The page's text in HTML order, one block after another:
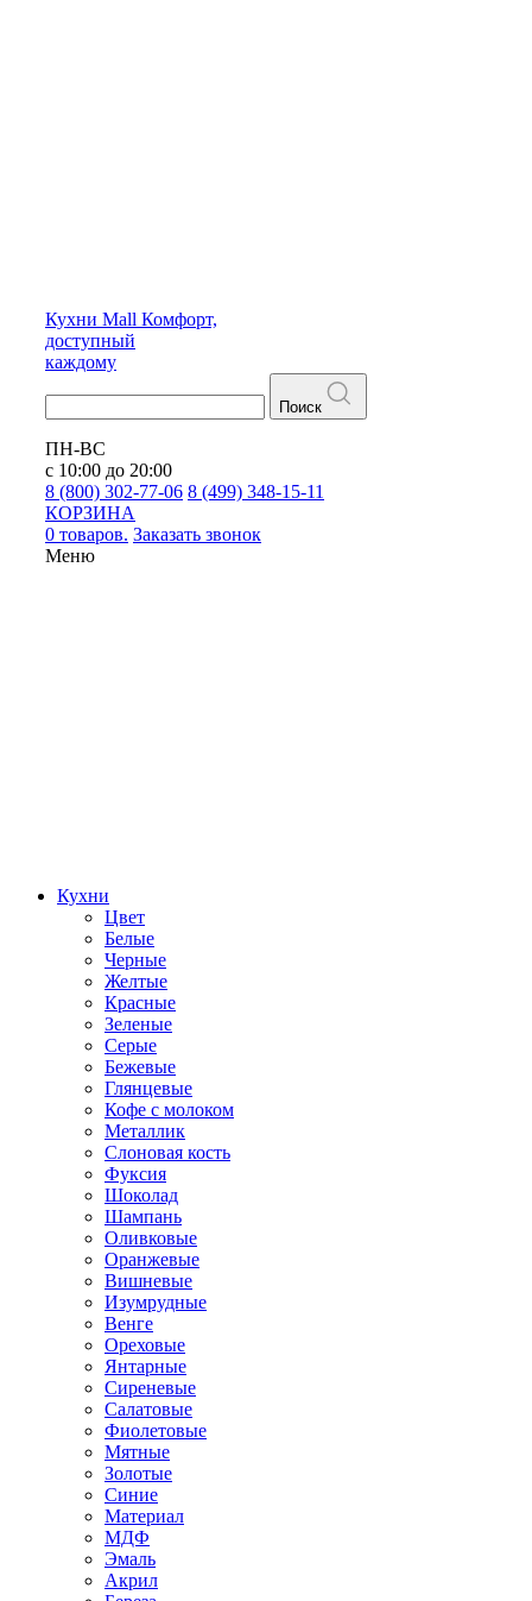
Кухни Mall Комфорт,
доступный
каждому
Поиск
ПН-ВС
с 10:00 до 20:00
8 (800) 302-77-06 8 (499) 348-15-11
КОРЗИНА
0 товаров. Заказать звонок
Меню
Кухни
Цвет
Белые
Черные
Желтые
Красные
Зеленые
Серые
Бежевые
Глянцевые
Кофе с молоком
Металлик
Слоновая кость
Фуксия
Шоколад
Шампань
Оливковые
Оранжевые
Вишневые
Изумрудные
Венге
Ореховые
Янтарные
Сиреневые
Салатовые
Фиолетовые
Мятные
Золотые
Синие
Материал
МДФ
Эмаль
Акрил